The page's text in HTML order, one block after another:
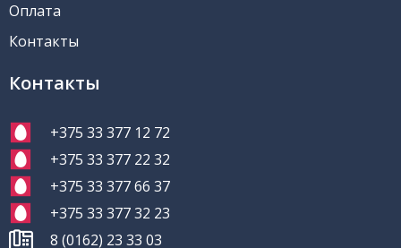
Оплата
Контакты
Контакты
+375 33 377 12 72
+375 33 377 22 32
+375 33 377 66 37
+375 33 377 32 23
8 (0162) 23 33 03